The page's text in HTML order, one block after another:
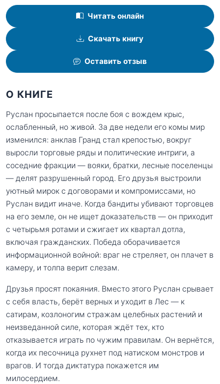
Читать онлайн
Скачать книгу
Оставить отзыв
О КНИГЕ
Руслан просыпается после боя с вождем крыс,
ослабленный, но живой. За две недели его комы мир
изменился: анклав Гранд стал крепостью, вокруг
выросли торговые ряды и политические интриги, а
соседние фракции — вояки, братки, лесные поселенцы
— делят разрушенный город. Его друзья выстроили
уютный мирок с договорами и компромиссами, но
Руслан видит иначе. Когда бандиты убивают торговцев
на его земле, он не ищет доказательств — он приходит
с четырьмя ротами и сжигает их квартал дотла,
включая гражданских. Победа оборачивается
информационной войной: враг не стреляет, он плачет в
камеру, и толпа верит слезам.
Друзья просят покаяния. Вместо этого Руслан срывает
с себя власть, берёт верных и уходит в Лес — к
сатирам, козлоногим стражам целебных растений и
неизведанной силе, которая ждёт тех, кто
отказывается играть по чужим правилам. Он вернётся,
когда их песочница рухнет под натиском монстров и
врагов. И тогда диктатура покажется им
милосердием.